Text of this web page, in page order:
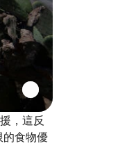
，這反
的食物優